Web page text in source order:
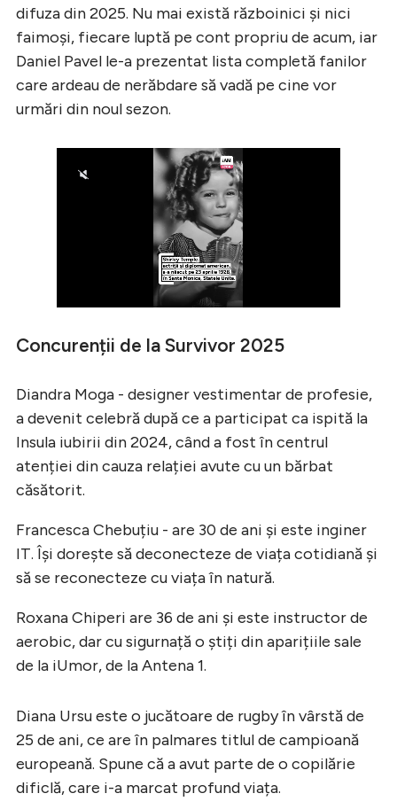
difuza din 2025. Nu mai există războinici și nici
faimoși, fiecare luptă pe cont propriu de acum, iar
Daniel Pavel le-a prezentat lista completă fanilor
care ardeau de nerăbdare să vadă pe cine vor
urmări din noul sezon.
Concurenții de la Survivor 2025
Diandra Moga - designer vestimentar de profesie,
a devenit celebră după ce a participat ca ispită la
Insula iubirii din 2024, când a fost în centrul
atenției din cauza relației avute cu un bărbat
căsătorit.
Francesca Chebuțiu - are 30 de ani și este inginer
IT. Își dorește să deconecteze de viața cotidiană și
să se reconecteze cu viața în natură.
Roxana Chiperi are 36 de ani și este instructor de
aerobic, dar cu sigurnață o știți din aparițiile sale
de la iUmor, de la Antena 1.
Diana Ursu este o jucătoare de rugby în vârstă de
25 de ani, ce are în palmares titlul de campioană
europeană. Spune că a avut parte de o copilărie
dificlă, care i-a marcat profund viața.